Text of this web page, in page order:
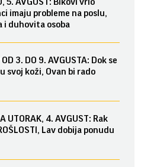
imaju probleme na poslu,
i duhovita osoba
OD 3. DO 9. AVGUSTA: Dok se
svoj koži, Ovan bi rado
UTORAK, 4. AVGUST: Rak
Lav dobija ponudu